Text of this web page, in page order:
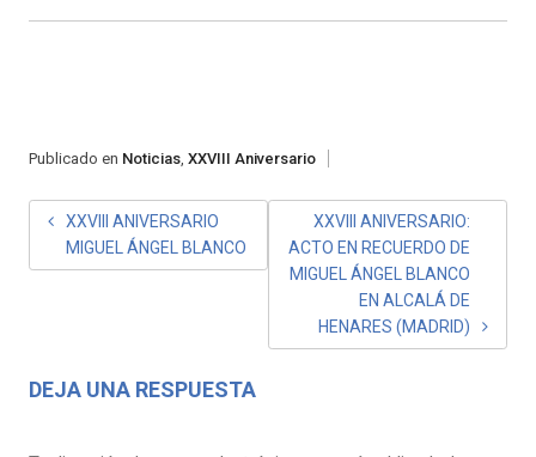
Publicado en Noticias, XXVIII Aniversario
NAVEGACIÓN
DE
XXVIII ANIVERSARIO
MIGUEL ÁNGEL BLANCO
XXVIII ANIVERSARIO:
ACTO EN RECUERDO DE
MIGUEL ÁNGEL BLANCO
EN ALCALÁ DE
HENARES (MADRID)
DEJA UNA RESPUESTA